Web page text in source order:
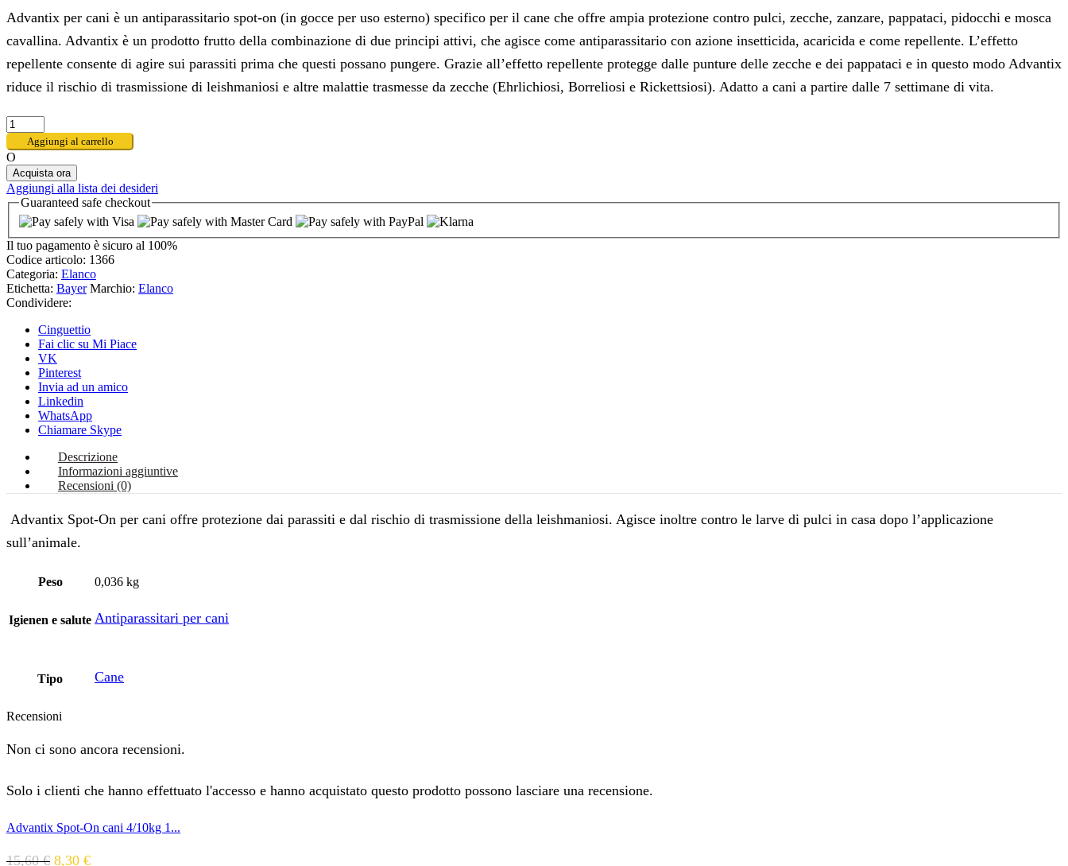
Advantix per cani è un antiparassitario spot-on (in gocce per uso esterno) specifico per il cane che offre ampia protezione contro pulci, zecche, zanzare, pappataci, pidocchi e mosca
cavallina. Advantix è un prodotto frutto della combinazione di due principi attivi, che agisce come antiparassitario con azione insetticida, acaricida e come repellente. L’effetto
repellente consente di agire sui parassiti prima che questi possano pungere. Grazie all’effetto repellente protegge dalle punture delle zecche e dei pappataci e in questo modo Advantix
riduce il rischio di trasmissione di leishmaniosi e altre malattie trasmesse da zecche (Ehrlichiosi, Borreliosi e Rickettsiosi). Adatto a cani a partire dalle 7 settimane di vita.
Aggiungi al carrello
O
Acquista ora
Aggiungi alla lista dei desideri
Guaranteed safe checkout
Il tuo pagamento è sicuro al 100%
Codice articolo: 1366
Categoria: Elanco
Etichetta: Bayer Marchio: Elanco
Condividere:
Cinguettio
Fai clic su Mi Piace
VK
Pinterest
Invia ad un amico
Linkedin
WhatsApp
Chiamare Skype
Descrizione
Informazioni aggiuntive
Recensioni (0)
Advantix Spot-On per cani offre protezione dai parassiti e dal rischio di trasmissione della leishmaniosi. Agisce inoltre contro le larve di pulci in casa dopo l’applicazione
sull’animale.
Peso 0,036 kg
Igienen e salute Antiparassitari per cani
Tipo Cane
Recensioni
Non ci sono ancora recensioni.
Solo i clienti che hanno effettuato l'accesso e hanno acquistato questo prodotto possono lasciare una recensione.
Advantix Spot-On cani 4/10kg 1...
15,60€ 8,30 €